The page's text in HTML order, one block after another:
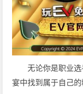
无论你是职业
宴中找到属于自己的